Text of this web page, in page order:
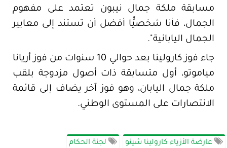
مسابقة ملكة جمال نيبون تعتمد على مفهوم
الجمال، فأنا شخصيًّا أفضل أن تستند إلى معايير
الجمال اليابانية".
جاء فوز كارولينا بعد حوالي 10 سنوات من فوز أريانا
مياموتو، أول متسابقة ذات أصول مزدوجة بلقب
ملكة جمال اليابان، وهو فوز آخر يضاف إلى قائمة
الانتصارات على المستوى الوطني.
عارضة الأزياء كارولينا شينو لجنة الحكام